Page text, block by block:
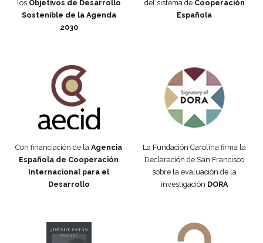
los Objetivos de Desarrollo
Sostenible de la Agenda
2030
del sistema de Cooperación
Española
Con financiación de la Agencia
Española de Cooperación
Internacional para el
Desarrollo
La Fundación Carolina firma la
Declaración de San Francisco
sobre la evaluación de la
investigación DORA